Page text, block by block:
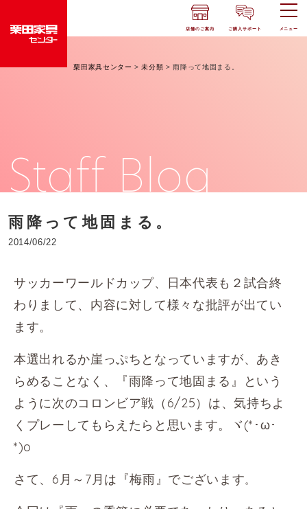
店舗のご案内 ご購入サポート メニュー
栗田家具センター >未分類 >雨降って地固まる。
Staff Blog
雨降って地固まる。
2014/06/22
サッカーワールドカップ、日本代表も２試合終
わりまして、内容に対して様々な批評が出てい
ます。
本選出れるか崖っぷちとなっていますが、あき
らめることなく、『雨降って地固まる』という
ように次のコロンビア戦（6/25）は、気持ちよ
くプレーしてもらえたらと思います。
ヾ(*･ω･
*)o
さて、6月～7月は『梅雨』でございます。